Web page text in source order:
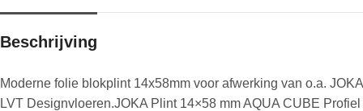
Beschrijving
Moderne folie blokplint 14x58mm voor afwerking van o.a. JOKA
LVT Designvloeren.JOKA Plint 14×58 mm AQUA CUBE Profiel